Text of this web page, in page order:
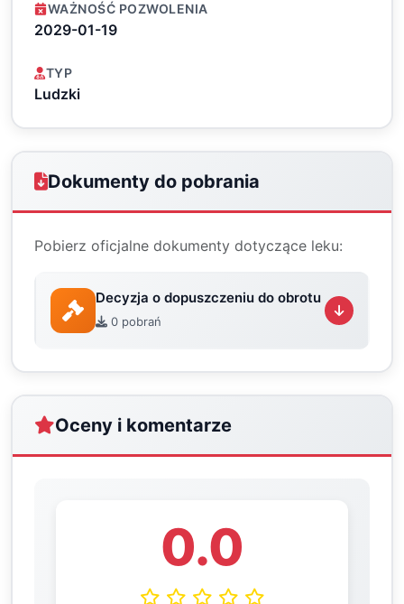
WAŻNOŚĆ POZWOLENIA
2029-01-19
TYP
Ludzki
Dokumenty do pobrania
Pobierz oficjalne dokumenty dotyczące leku:
Decyzja o dopuszczeniu do obrotu
0 pobrań
Oceny i komentarze
0.0